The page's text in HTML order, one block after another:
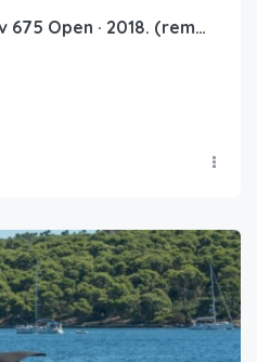
Gliser Quicksilver Activ 675 Open · 2018. (remont 2021.)